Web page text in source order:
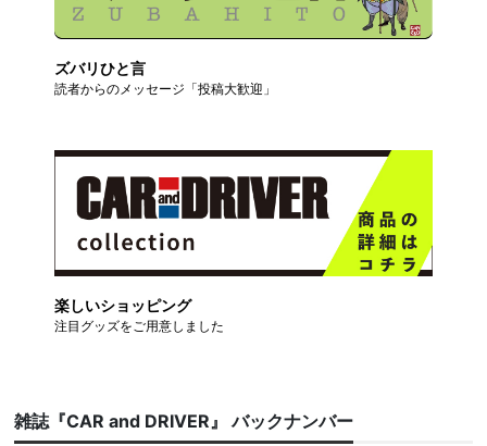
ズバリひと言
読者からのメッセージ「投稿大歓迎」
楽しいショッピング
注目グッズをご用意しました
雑誌『CAR and DRIVER』 バックナンバー